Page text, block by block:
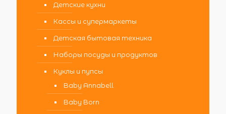
Детские кухни
Кассы и супермаркеты
Детская бытовая техника
Наборы посуды и продуктов
Куклы и пупсы
Baby Annabell
Baby Born